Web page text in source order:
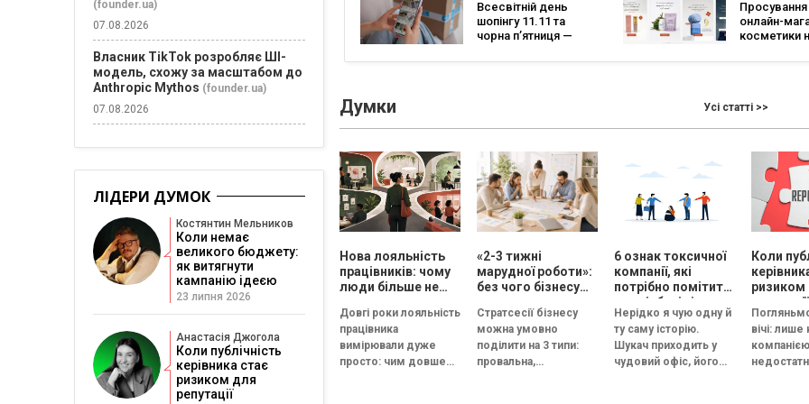
2022-2025 років
Всесвітній день
шопінгу 11.11 та
чорна п’ятниця —
розпродажів
Просування
онлайн-
косметики
FABO
Думки Усі статті >>
Нова лояльність
працівників: чому
люди більше не
«до пенсії», але
готові працювати
на максимум
Довгі роки лояльність
працівника
вимірювали дуже
просто: чим довше
«2-3 тижні
марудної роботи»:
без чого бізнесу
проводити
стратегічну сесію
Стратсесії бізнесу
можна умовно
поділити на 3 типи:
провальна,
6 ознак токсичної
компанії, які
потрібно помітити
на співбесіді
Нерідко я чую одну й
ту саму історію.
Шукач приходить у
чудовий офіс, його
Коли
ризиком
репутації
вічі: лише
(founder.ua)
07.08.2026
Власник TikTok розробляє ШІ-
модель, схожу за масштабом до
Anthropic Mythos (founder.ua)
07.08.2026
ЛІДЕРИ ДУМОК
Костянтин Мельников
Коли немає
великого бюджету:
як витягнути
кампанію ідеєю
23 липня 2026
Анастасія Джогола
Коли публічність
керівника стає
ризиком для
репутації